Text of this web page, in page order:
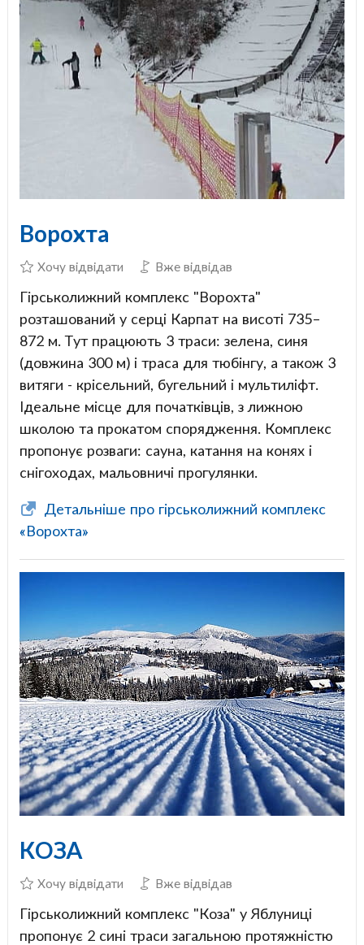
Ворохта
Хочу відвідати Вже відвідав
Гірськолижний комплекс "Ворохта"
розташований у серці Карпат на висоті 735–
872 м. Тут працюють 3 траси: зелена, синя
(довжина 300 м) і траса для тюбінгу, а також 3
витяги - крісельний, бугельний і мультиліфт.
Ідеальне місце для початківців, з лижною
школою та прокатом спорядження. Комплекс
пропонує розваги: сауна, катання на конях і
снігоходах, мальовничі прогулянки.
Детальніше про гірськолижний комплекс
«Ворохта»
КОЗА
Хочу відвідати Вже відвідав
Гірськолижний комплекс "Коза" у Яблуниці
пропонує 2 сині траси загальною протяжністю